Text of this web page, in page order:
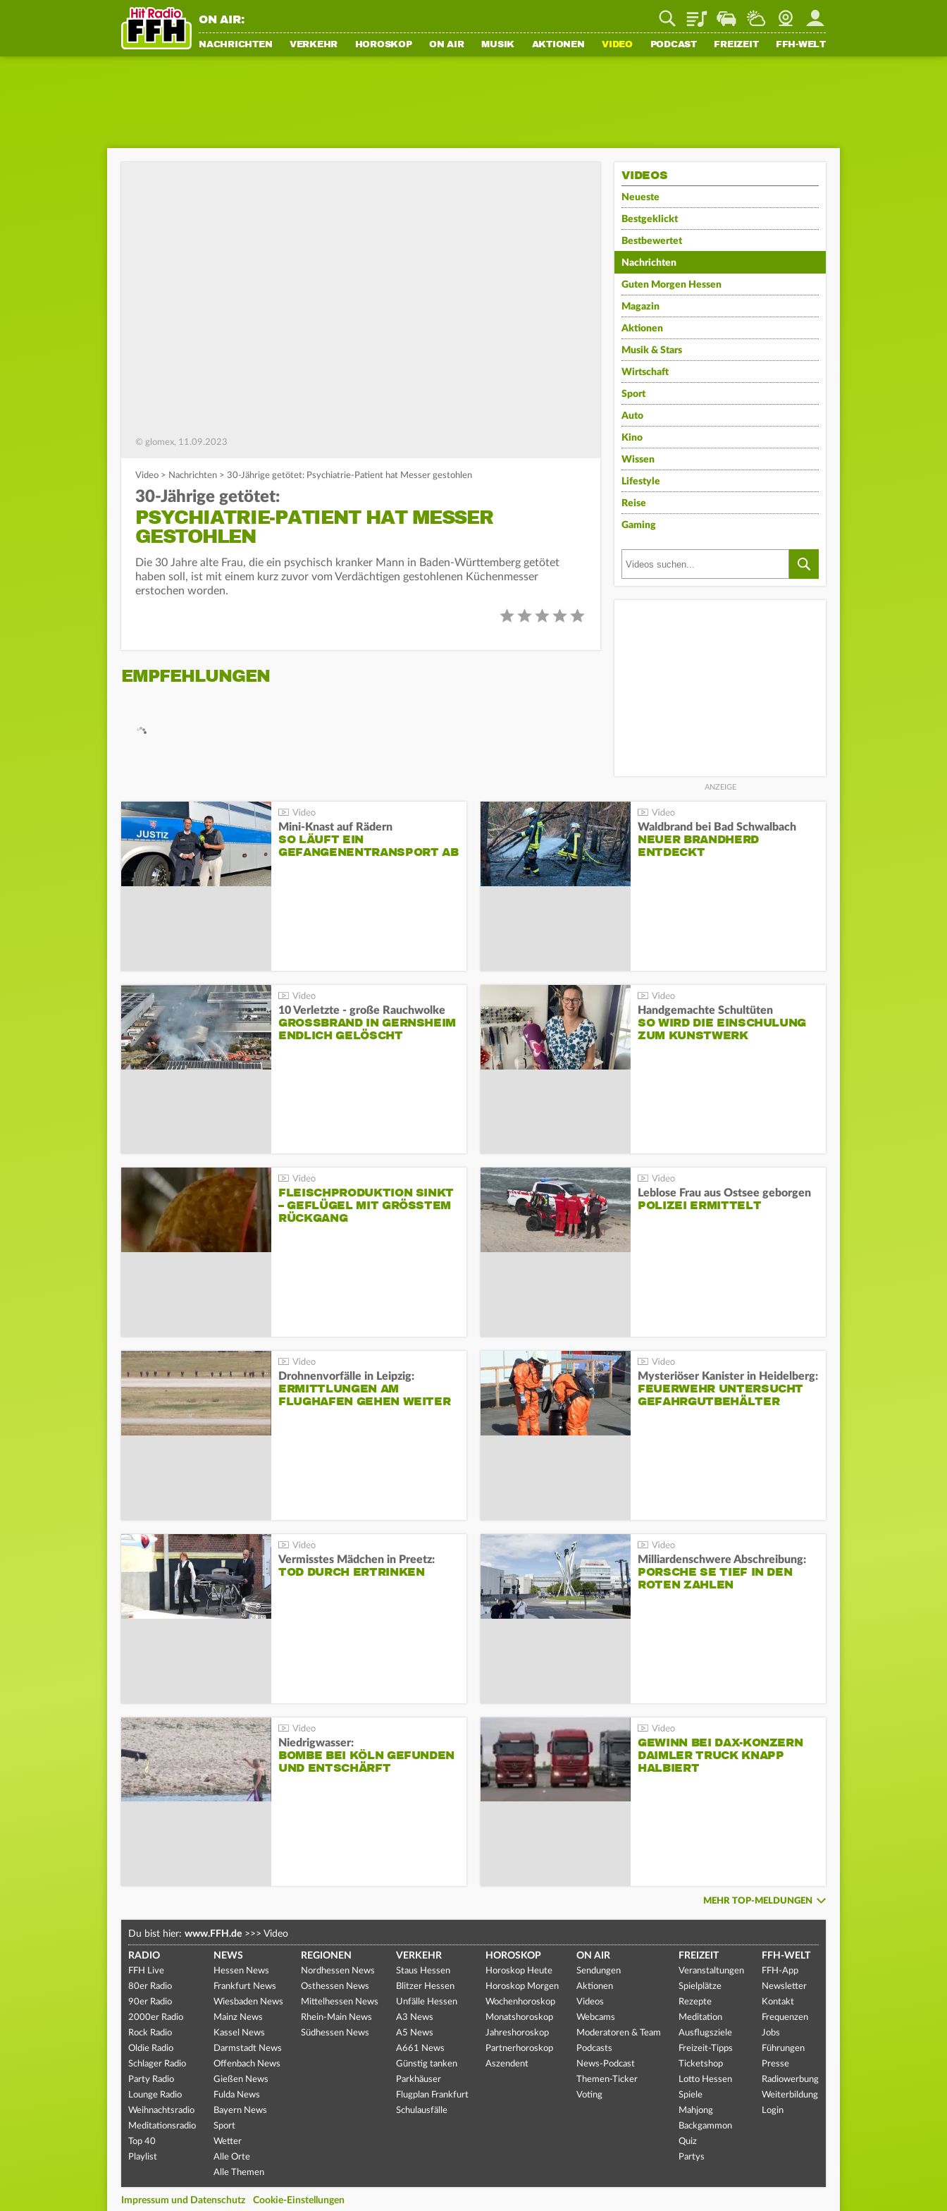
ON AIR: PlaylistStaupilotWetterWebcamMein FFH
NACHRICHTEN VERKEHR HOROSKOP ON AIR MUSIK AKTIONEN VIDEO PODCAST FREIZEIT FFH-WELT
© glomex, 11.09.2023
Video > Nachrichten > 30-Jährige getötet: Psychiatrie-Patient hat Messer gestohlen
30-Jährige getötet:
PSYCHIATRIE-PATIENT HAT MESSER
GESTOHLEN
Die 30 Jahre alte Frau, die ein psychisch kranker Mann in Baden-Württemberg getötet
haben soll, ist mit einem kurz zuvor vom Verdächtigen gestohlenen Küchenmesser
erstochen worden.
EMPFEHLUNGEN
VIDEOS
Neueste
Bestgeklickt
Bestbewertet
Nachrichten
Guten Morgen Hessen
Magazin
Aktionen
Musik & Stars
Wirtschaft
Sport
Auto
Kino
Wissen
Lifestyle
Reise
Gaming
Mini-Knast auf Rädern
SO LÄUFT EIN
GEFANGENENTRANSPORT AB
Waldbrand bei Bad Schwalbach
NEUER BRANDHERD
ENTDECKT
10 Verletzte - große Rauchwolke
GROSSBRAND IN GERNSHEIM E
NDLICH GELÖSCHT
Handgemachte Schultüten
SO WIRD DIE EINSCHULUNG
ZUM KUNSTWERK
FLEISCHPRODUKTION SINKT
– GEFLÜGEL MIT GRÖSSTEM R
ÜCKGANG
Leblose Frau aus Ostsee geborgen
POLIZEI ERMITTELT
Drohnenvorfälle in Leipzig:
ERMITTLUNGEN AM
FLUGHAFEN GEHEN WEITER
Mysteriöser Kanister in Heidelberg:
FEUERWEHR UNTERSUCHT
GEFAHRGUTBEHÄLTER
Vermisstes Mädchen in Preetz:
TOD DURCH ERTRINKEN
Milliardenschwere Abschreibung:
PORSCHE SE TIEF IN DEN
ROTEN ZAHLEN
Niedrigwasser:
BOMBE BEI KÖLN GEFUNDEN
UND ENTSCHÄRFT
GEWINN BEI DAX-KONZERN
DAIMLER TRUCK KNAPP
HALBIERT
MEHR TOP-MELDUNGEN
Du bist hier: www.FFH.de >>> Video
RADIO
FFH Live
80er Radio
90er Radio
2000er Radio
Rock Radio
Oldie Radio
Schlager Radio
Party Radio
Lounge Radio
Weihnachtsradio
Meditationsradio
Top 40
Playlist
NEWS
Hessen News
Frankfurt News
Wiesbaden News
Mainz News
Kassel News
Darmstadt News
Offenbach News
Gießen News
Fulda News
Bayern News
Sport
Wetter
Alle Orte
Alle Themen
REGIONEN
Nordhessen News
Osthessen News
Mittelhessen News
Rhein-Main News
Südhessen News
VERKEHR
Staus Hessen
Blitzer Hessen
Unfälle Hessen
A3 News
A5 News
A661 News
Günstig tanken
Parkhäuser
Flugplan Frankfurt
Schulausfälle
HOROSKOP
Horoskop Heute
Horoskop Morgen
Wochenhoroskop
Monatshoroskop
Jahreshoroskop
Partnerhoroskop
Aszendent
ON AIR
Sendungen
Aktionen
Videos
Webcams
Moderatoren & Team
Podcasts
News-Podcast
Themen-Ticker
Voting
FREIZEIT
Veranstaltungen
Spielplätze
Rezepte
Meditation
Ausflugsziele
Freizeit-Tipps
Ticketshop
Lotto Hessen
Spiele
Mahjong
Backgammon
Quiz
Partys
FFH-WELT
FFH-App
Newsletter
Kontakt
Frequenzen
Jobs
Führungen
Presse
Radiowerbung
Weiterbildung
Login
Impressum und Datenschutz Cookie-Einstellungen